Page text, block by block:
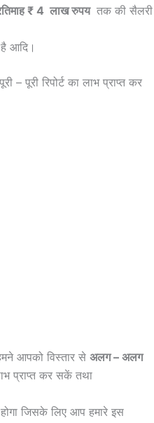
₹ 4 लाख रुपय तक की सैलरी
आदि।
– पूरी रिपोर्ट का लाभ प्राप्त कर
आपको विस्तार से अलग – अलग
प्राप्त कर सकें तथा
जिसके लिए आप हमारे इस